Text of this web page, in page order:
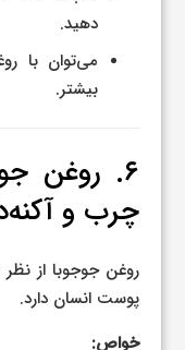
دهید.
بیشتر.
۶. روغن
چرب و
روغن جوجوبا از
پوست انسان دارد.
خواص: